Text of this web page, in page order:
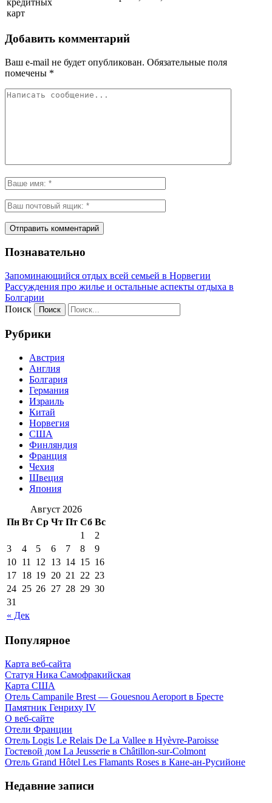
кредитных
карт
Добавить комментарий
Ваш e-mail не будет опубликован. Обязательные поля
помечены *
Познавательно
Запоминающийся отдых всей семьей в Норвегии
Рассуждения про жилье и остальные аспекты отдыха в
Болгарии
Поиск
Рубрики
Австрия
Англия
Болгария
Германия
Израиль
Китай
Норвегия
США
Финляндия
Франция
Чехия
Швеция
Япония
Август 2026
Пн Вт Ср Чт Пт Сб Вс
« Дек
1
2
3
4 5 6 7 8
9
10 11 12 13 14 15 16
17 18 19 20 21 22 23
24 25 26 27 28 29 30
31
Популярное
Карта веб-сайта
Статуя Ника Самофракийская
Карта США
Отель Campanile Brest — Gouesnou Aeroport в Бресте
Памятник Генриху IV
О веб-сайте
Отели Франции
Отель Logis Le Relais De La Vallee в Hyèvre-Paroisse
Гостевой дом La Jeusserie в Châtillon-sur-Colmont
Отель Grand Hôtel Les Flamants Roses в Кане-ан-Русийоне
Недавние записи